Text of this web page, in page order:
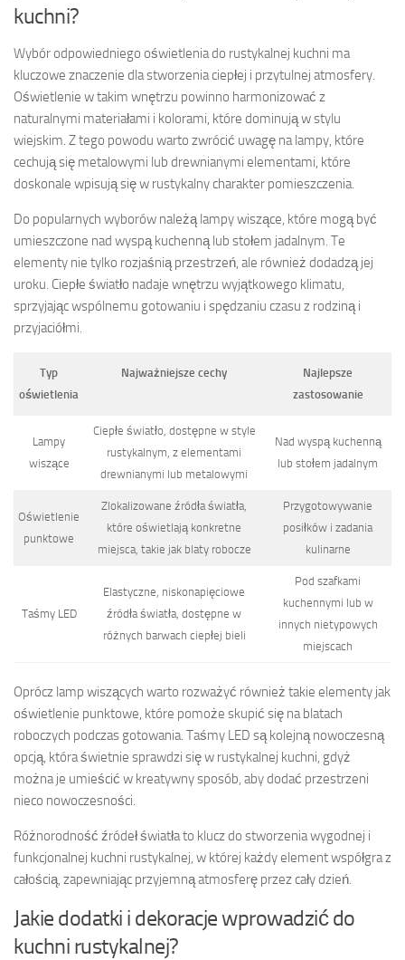
kuchni?
Wybór odpowiedniego oświetlenia do rustykalnej kuchni ma
kluczowe znaczenie dla stworzenia ciepłej i przytulnej atmosfery.
Oświetlenie w takim wnętrzu powinno harmonizować z
naturalnymi materiałami i kolorami, które dominują w stylu
wiejskim. Z tego powodu warto zwrócić uwagę na lampy, które
cechują się metalowymi lub drewnianymi elementami, które
doskonale wpisują się w rustykalny charakter pomieszczenia.
Do popularnych wyborów należą lampy wiszące, które mogą być
umieszczone nad wyspą kuchenną lub stołem jadalnym. Te
elementy nie tylko rozjaśnią przestrzeń, ale również dodadzą jej
uroku. Ciepłe światło nadaje wnętrzu wyjątkowego klimatu,
sprzyjając wspólnemu gotowaniu i spędzaniu czasu z rodziną i
przyjaciółmi.
Typ
oświetlenia
Najważniejsze cechy
Najlepsze
zastosowanie
Lampy
wiszące
Ciepłe światło, dostępne w style
rustykalnym, z elementami
drewnianymi lub metalowymi
Nad wyspą kuchenną
lub stołem jadalnym
Oświetlenie
punktowe
Zlokalizowane źródła światła,
które oświetlają konkretne
miejsca, takie jak blaty robocze
Przygotowywanie
posiłków i zadania
kulinarne
Taśmy LED
Elastyczne, niskonapięciowe
źródła światła, dostępne w
różnych barwach ciepłej bieli
Pod szafkami
kuchennymi lub w
innych nietypowych
miejscach
Oprócz lamp wiszących warto rozważyć również takie elementy jak
oświetlenie punktowe, które pomoże skupić się na blatach
roboczych podczas gotowania. Taśmy LED są kolejną nowoczesną
opcją, która świetnie sprawdzi się w rustykalnej kuchni, gdyż
można je umieścić w kreatywny sposób, aby dodać przestrzeni
nieco nowoczesności.
Różnorodność źródeł światła to klucz do stworzenia wygodnej i
funkcjonalnej kuchni rustykalnej, w której każdy element współgra z
całością, zapewniając przyjemną atmosferę przez cały dzień.
Jakie dodatki i dekoracje wprowadzić do
kuchni rustykalnej?